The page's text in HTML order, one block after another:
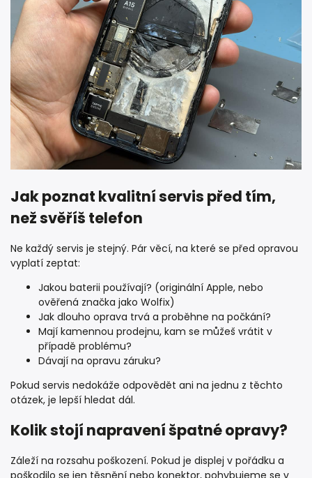
Jak poznat kvalitní servis před tím,
než svěříš telefon
Ne každý servis je stejný. Pár věcí, na které se před opravou
vyplatí zeptat:
Jakou baterii používají? (originální Apple, nebo
ověřená značka jako Wolfix)
Jak dlouho oprava trvá a proběhne na počkání?
Mají kamennou prodejnu, kam se můžeš vrátit v
případě problému?
Dávají na opravu záruku?
Pokud servis nedokáže odpovědět ani na jednu z těchto
otázek, je lepší hledat dál.
Kolik stojí napravení špatné opravy?
Záleží na rozsahu poškození. Pokud je displej v pořádku a
poškodilo se jen těsnění nebo konektor, pohybujeme se v